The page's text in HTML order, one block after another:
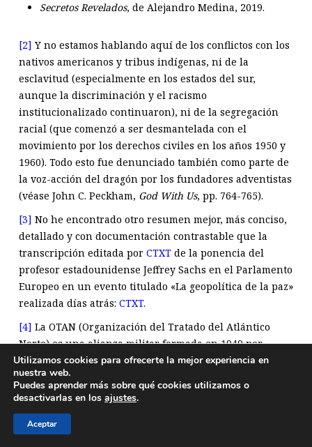
Secretos Revelados, de Alejandro Medina, 2019.
[2] Y no estamos hablando aquí de los conflictos con los
nativos americanos y tribus indígenas, ni de la
esclavitud (especialmente en los estados del sur,
aunque la discriminación y el racismo
institucionalizado continuaron), ni de la segregación
racial (que comenzó a ser desmantelada con el
movimiento por los derechos civiles en los años 1950 y
1960). Todo esto fue denunciado también como parte de
la voz-acción del dragón por los fundadores adventistas
(véase John C. Peckham, God With Us, pp. 764-765).
[3] No he encontrado otro resumen mejor, más conciso,
detallado y con documentación contrastable que la
transcripción editada por CTXTde la ponencia del
profesor estadounidense Jeffrey Sachs en el Parlamento
Europeo en un evento titulado «La geopolítica de la paz»
realizada días atrás: CTXT.
[4] La OTAN (Organización del Tratado del Atlántico
Norte) es una alianza militar formada en 1949 por
países de Europa y Norteamérica. Su objetivo principal
es garantizar la defensa colectiva de sus miembros: un
ataque contra uno se considera un ataque contra todos.
Surgió como respuesta a la Guerra Fría para
contrarrestar la influencia de la Unión Soviética.
Utilizamos cookies para ofrecerte la mejor experiencia en
nuestra web.
Puedes aprender más sobre qué cookies utilizamos o
desactivarlas en los ajustes.
Aceptar